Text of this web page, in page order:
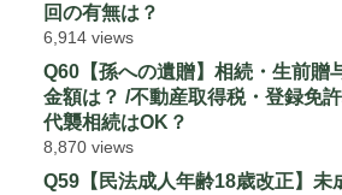
回の有無は？
6,914 views
Q60【孫への遺贈】相続・生前贈
金額は？ /不動産取得税・登録免
代襲相続はOK？
8,870 views
Q59【民法成人年齢18歳改正】未